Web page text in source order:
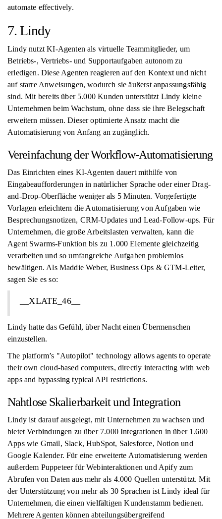
automate effectively.
7. Lindy
Lindy nutzt KI-Agenten als virtuelle Teammitglieder, um
Betriebs-, Vertriebs- und Supportaufgaben autonom zu
erledigen. Diese Agenten reagieren auf den Kontext und nicht
auf starre Anweisungen, wodurch sie äußerst anpassungsfähig
sind. Mit bereits über 5.000 Kunden unterstützt Lindy kleine
Unternehmen beim Wachstum, ohne dass sie ihre Belegschaft
erweitern müssen. Dieser optimierte Ansatz macht die
Automatisierung von Anfang an zugänglich.
Vereinfachung der Workflow-Automatisierung
Das Einrichten eines KI-Agenten dauert mithilfe von
Eingabeaufforderungen in natürlicher Sprache oder einer Drag-
and-Drop-Oberfläche weniger als 5 Minuten. Vorgefertigte
Vorlagen erleichtern die Automatisierung von Aufgaben wie
Besprechungsnotizen, CRM-Updates und Lead-Follow-ups. Für
Unternehmen, die große Arbeitslasten verwalten, kann die
Agent Swarms-Funktion bis zu 1.000 Elemente gleichzeitig
verarbeiten und so umfangreiche Aufgaben problemlos
bewältigen. Als Maddie Weber, Business Ops & GTM-Leiter,
sagen Sie es so:
__XLATE_46__
Lindy hatte das Gefühl, über Nacht einen Übermenschen
einzustellen.
The platform’s "Autopilot" technology allows agents to operate
their own cloud-based computers, directly interacting with web
apps and bypassing typical API restrictions.
Nahtlose Skalierbarkeit und Integration
Lindy ist darauf ausgelegt, mit Unternehmen zu wachsen und
bietet Verbindungen zu über 7.000 Integrationen in über 1.600
Apps wie Gmail, Slack, HubSpot, Salesforce, Notion und
Google Kalender. Für eine erweiterte Automatisierung werden
außerdem Puppeteer für Webinteraktionen und Apify zum
Abrufen von Daten aus mehr als 4.000 Quellen unterstützt. Mit
der Unterstützung von mehr als 30 Sprachen ist Lindy ideal für
Unternehmen, die einen vielfältigen Kundenstamm bedienen.
Mehrere Agenten können abteilungsübergreifend